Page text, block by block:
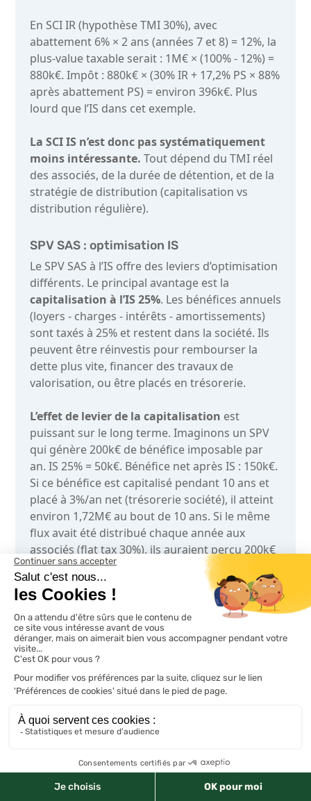
En SCI IR (hypothèse TMI 30%), avec
abattement 6% × 2 ans (années 7 et 8) = 12%, la
plus-value taxable serait : 1M€ × (100% - 12%) =
880k€. Impôt : 880k€ × (30% IR + 17,2% PS × 88%
après abattement PS) = environ 396k€. Plus
lourd que l’IS dans cet exemple.
La SCI IS n’est donc pas systématiquement
moins intéressante. Tout dépend du TMI réel
des associés, de la durée de détention, et de la
stratégie de distribution (capitalisation vs
distribution régulière).
SPV SAS : optimisation IS
Le SPV SAS à l’IS offre des leviers d’optimisation
différents. Le principal avantage est la
capitalisation à l’IS 25%. Les bénéfices annuels
(loyers - charges - intérêts - amortissements)
sont taxés à 25% et restent dans la société. Ils
peuvent être réinvestis pour rembourser la
dette plus vite, financer des travaux de
valorisation, ou être placés en trésorerie.
L’effet de levier de la capitalisation est
puissant sur le long terme. Imaginons un SPV
qui génère 200k€ de bénéfice imposable par
an. IS 25% = 50k€. Bénéfice net après IS : 150k€.
Si ce bénéfice est capitalisé pendant 10 ans et
placé à 3%/an net (trésorerie société), il atteint
environ 1,72M€ au bout de 10 ans. Si le même
flux avait été distribué chaque année aux
associés (flat tax 30%), ils auraient perçu 200k€
× (1 - 25% IS) × (1 - 30% flat tax) = 105k€ net/an,
soit 1,05M€ cumulé sur 10 ans (hors
réinvestissement personnel).
Capitaliser dans la société génère 1,72M€ vs
distribuer génère 1,05M€ net associés
de 640k€ grâce à la capitalisation à l’IS 25%
plutôt qu’à la flat tax 30%.
L’amortissement comptable
levier. En IS, l’immeuble est amorti
(typiquement 20-40 ans pour le gros œuvre, 10-
20 ans pour les aménagements). Cet